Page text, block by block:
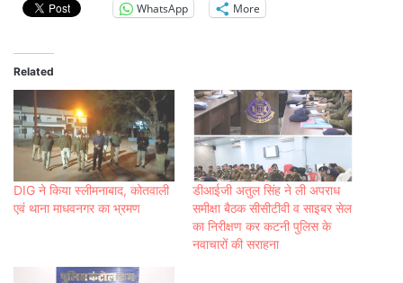
WhatsApp
More
Related
DIG ने किया स्लीमनाबाद, कोतवाली
एवं थाना माधवनगर का भ्रमण
डीआईजी अतुल सिंह ने ली अपराध
समीक्षा बैठक सीसीटीवी व साइबर सेल
का निरीक्षण कर कटनी पुलिस के
नवाचारों की सराहना